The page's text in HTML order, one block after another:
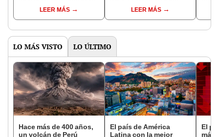
bosques milenarios de
la Patagonia
LEER MÁS
con unoLEER MÁS
LO MÁS VISTO LO ÚLTIMO
Hace más de 400 años,
un volcán de Perú
El país de América
Latina con la mejor
El
más